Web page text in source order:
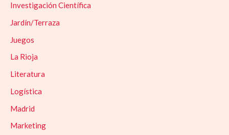
Investigación Científica
Jardín/Terraza
Juegos
La Rioja
Literatura
Logística
Madrid
Marketing